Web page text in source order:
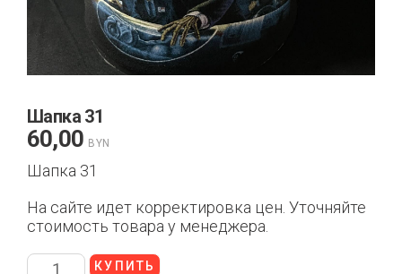
Шапка 31
60,00 BYN
Шапка 31
На сайте идет корректировка цен. Уточняйте
стоимость товара у менеджера.
КУПИТЬ